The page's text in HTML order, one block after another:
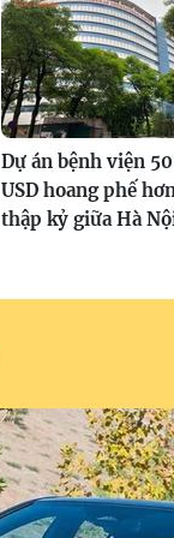
Dự án bệnh viện
USD hoang phế
thập kỷ giữa Hà